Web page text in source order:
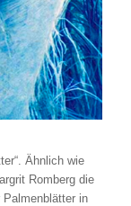
Ähnlich wie
Romberg die
in